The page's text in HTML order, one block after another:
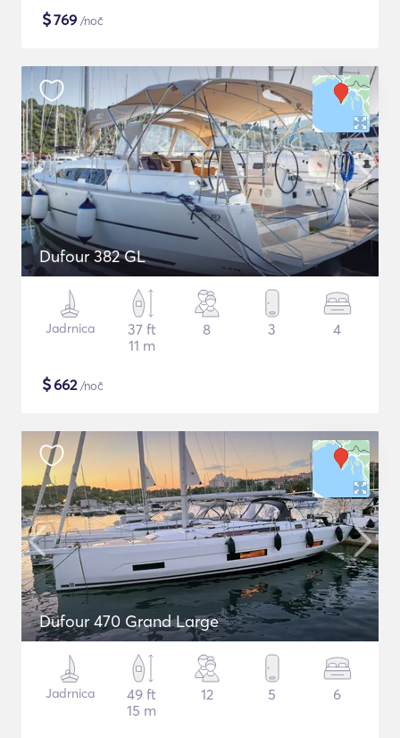
$769 /noč
Dufour 382 GL
Jadrnica
37 ft
11 m
8 3 4
$662/noč
Dufour 470 Grand Large
Jadrnica
49 ft
15 m
12 5 6